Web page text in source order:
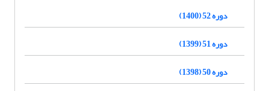
دوره 52 (1400)
دوره 51 (1399)
دوره 50 (1398)